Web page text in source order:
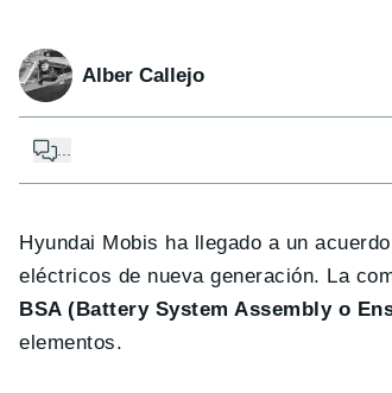
Alber Callejo
...
Hyundai Mobis ha llegado a un
eléctricos de nueva generación. La
BSA (Battery System Assembly o
elementos.